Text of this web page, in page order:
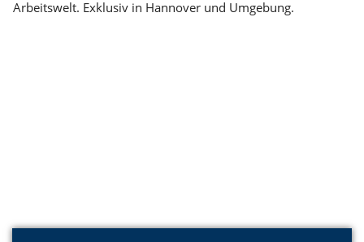
Arbeitswelt. Exklusiv in Hannover und Umgebung.